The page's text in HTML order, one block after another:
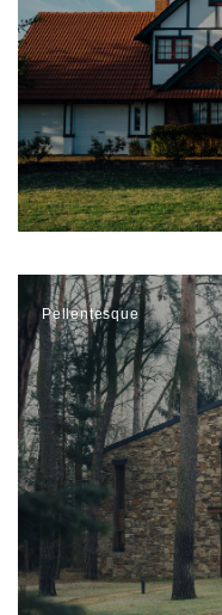
Pellentesque